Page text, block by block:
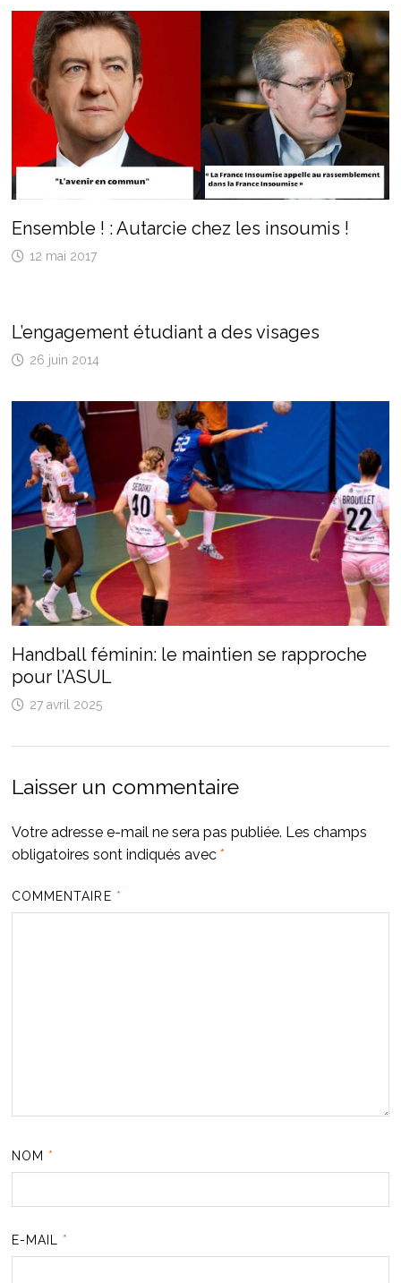
Ensemble ! : Autarcie chez les insoumis !
12 mai 2017
L’engagement étudiant a des visages
26 juin 2014
Handball féminin: le maintien se rapproche
pour l’ASUL
27 avril 2025
Laisser un commentaire
Votre adresse e-mail ne sera pas publiée. Les champs
obligatoires sont indiqués avec *
COMMENTAIRE *
NOM *
E-MAIL *